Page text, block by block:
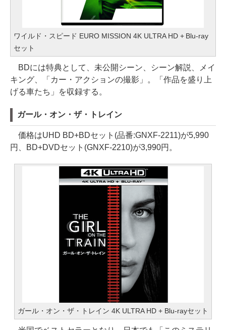
ワイルド・スピード EURO MISSION 4K ULTRA HD + Blu-ray
セット
BDには特典として、未公開シーン、シーン解説、メイ
キング、「カー・アクションの撮影」。「作品を盛り上
げる車たち」を収録する。
ガール・オン・ザ・トレイン
価格はUHD BD+BDセット(品番:GNXF-2211)が5,990
円、BD+DVDセット(GNXF-2210)が3,990円。
ガール・オン・ザ・トレイン 4K ULTRA HD + Blu-rayセット